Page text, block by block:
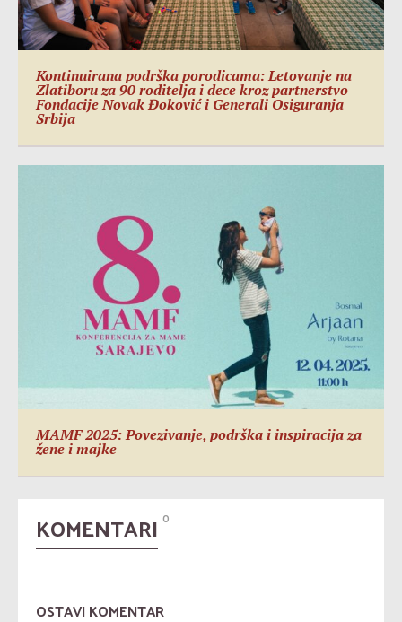
Kontinuirana podrška porodicama: Letovanje na
Zlatiboru za 90 roditelja i dece kroz partnerstvo
Fondacije Novak Đoković i Generali Osiguranja
Srbija
MAMF 2025: Povezivanje, podrška i inspiracija za
žene i majke
KOMENTARI 0
OSTAVI KOMENTAR